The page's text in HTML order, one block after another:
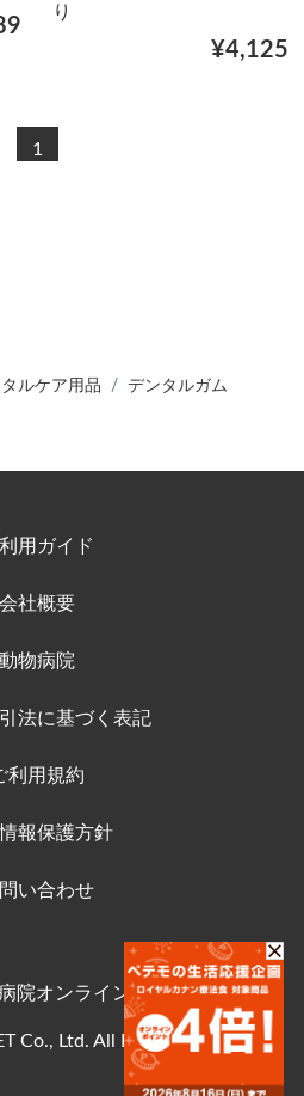
り
¥4,125
1
ルケア用品 デンタルガム
用ガイド
会社概要
動物病院
法に基づく表記
利用規約
報保護方針
い合わせ
院オンラインストア
Co., Ltd. All Rights Reserved.